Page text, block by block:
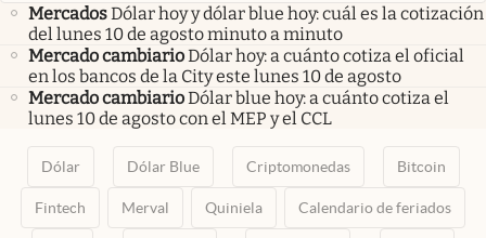
MercadosDólar hoy y dólar blue hoy: cuál es la cotización
del lunes 10 de agosto minuto a minuto
Mercado cambiarioDólar hoy: a cuánto cotiza el oficial
en los bancos de la City este lunes 10 de agosto
Mercado cambiarioDólar blue hoy: a cuánto cotiza el
lunes 10 de agosto con el MEP y el CCL
Dólar Dólar Blue Criptomonedas Bitcoin
Fintech Merval Quiniela Calendario de feriados